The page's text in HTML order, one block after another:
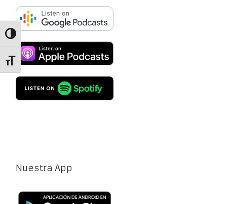
Alternar alto contraste
Alternar tamaño de letra
Nuestra App